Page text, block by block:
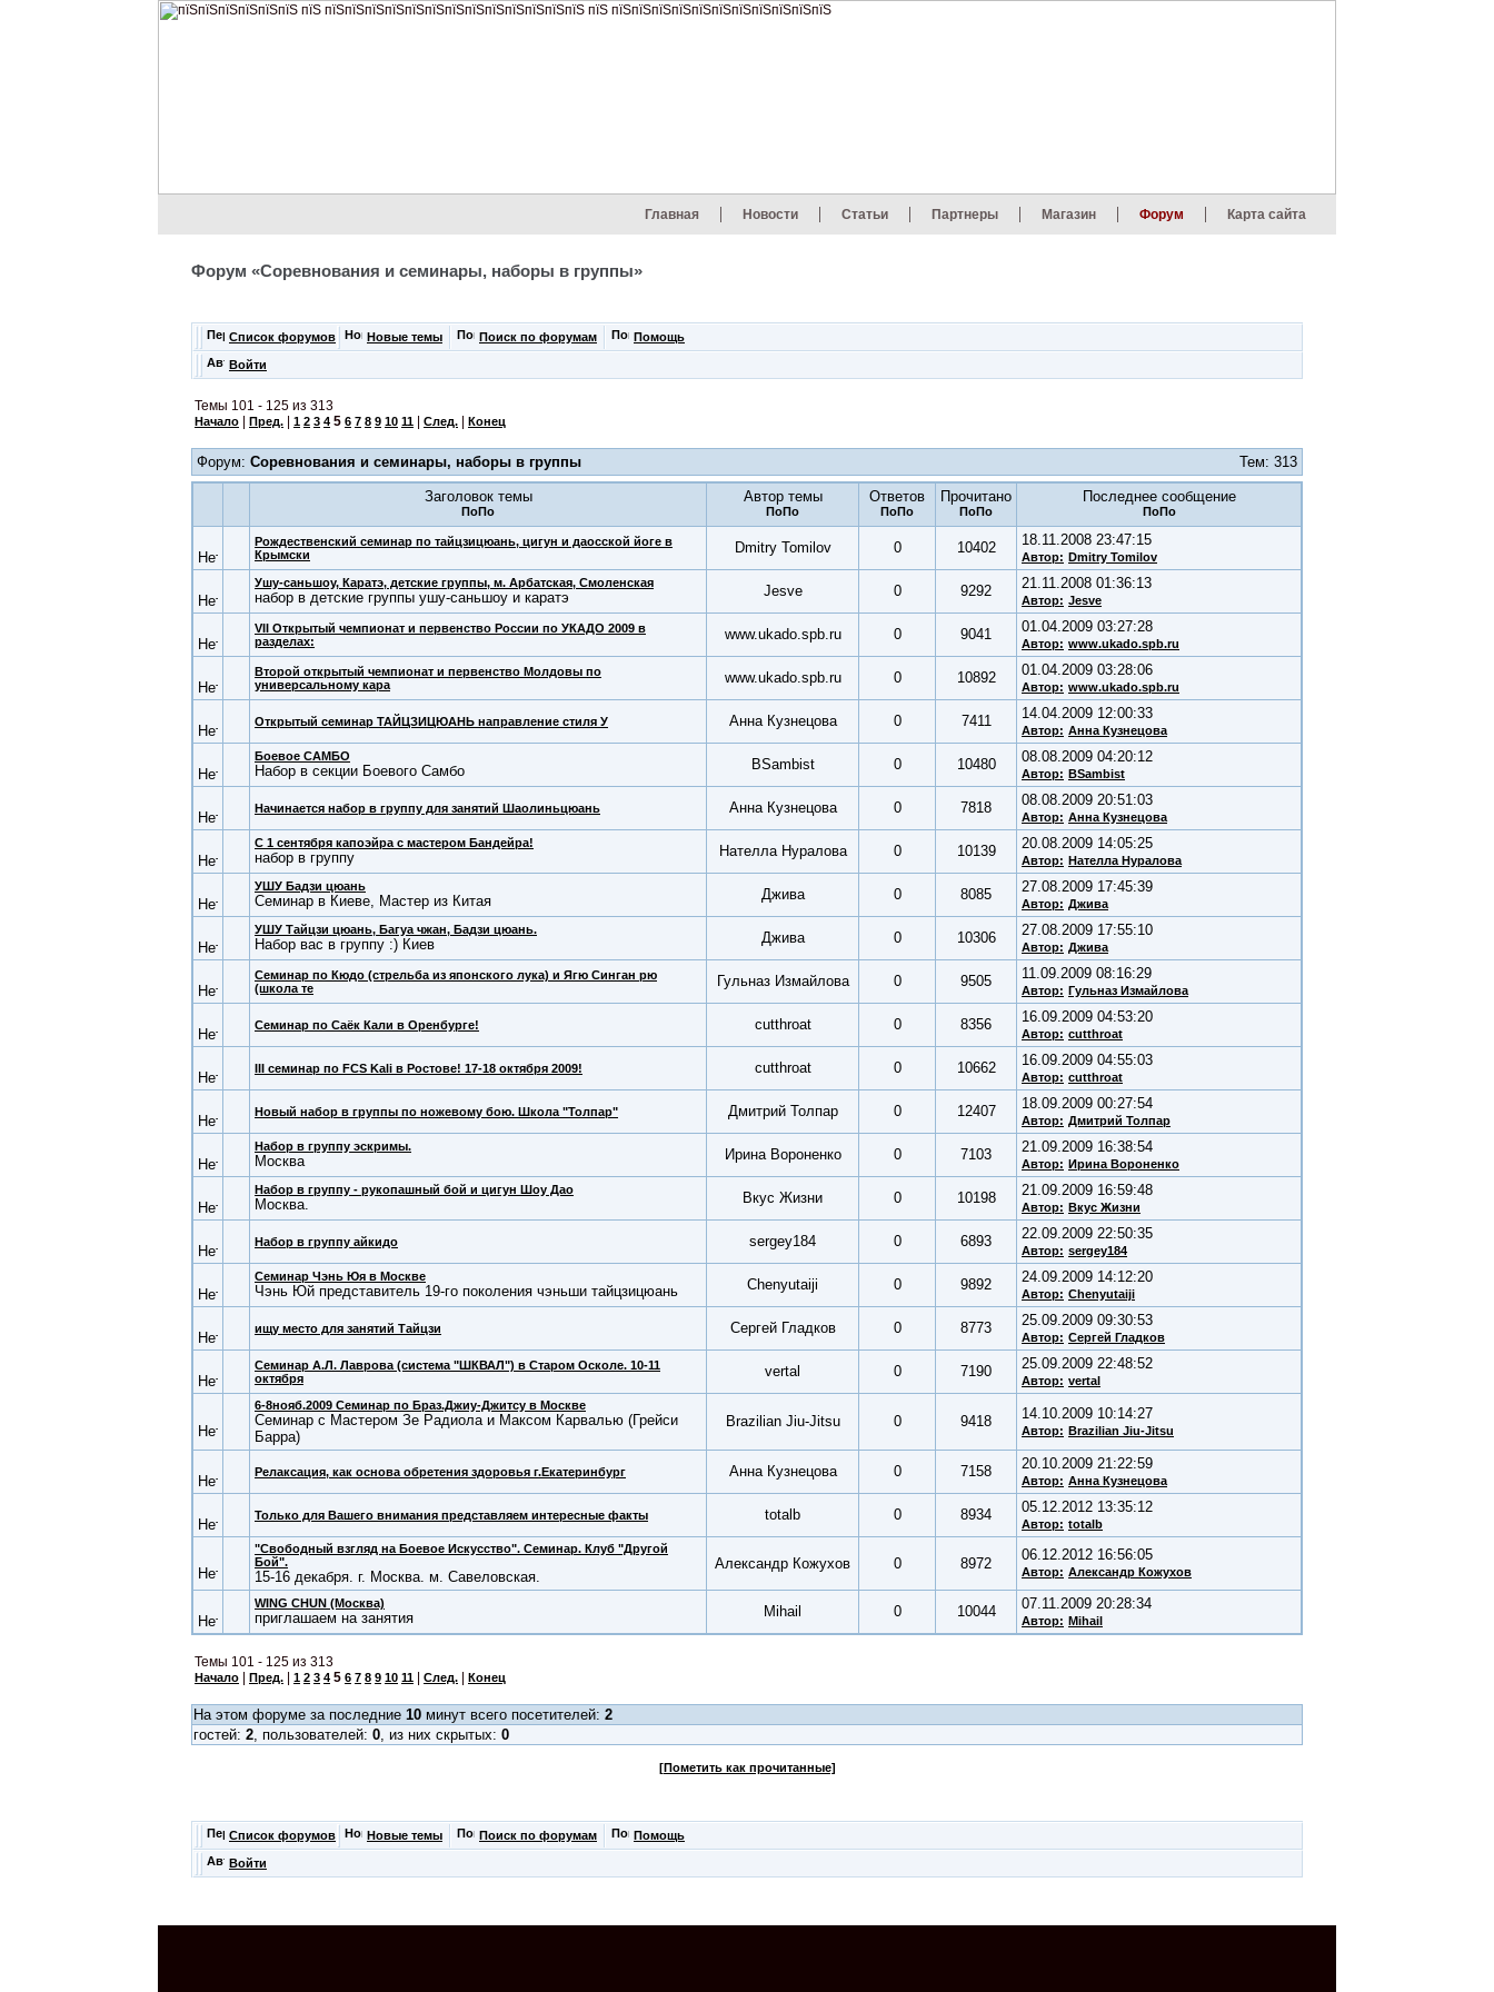
Главная Новости Статьи Партнеры Магазин Форум Карта сайта
Форум «Соревнования и семинары, наборы в группы»
Список форумов Новые темы Поиск по форумам Помощь
Войти
Темы 101 - 125 из 313
Начало Пред. 1 2 3 4 5 6 7 8 9 10 11 След. Конец
Форум: Соревнования и семинары, наборы в группы Тем: 313
Заголовок темы Автор темы Ответов Прочитано Последнее сообщение
Рождественский семинар по тайцзицюань, цигун и даосской йоге в
Крымски
Dmitry Tomilov 0 10402 18.11.2008 23:47:15
Автор: Dmitry Tomilov
Ушу-саньшоу, Каратэ, детские группы, м. Арбатская, Смоленская
набор в детские группы ушу-саньшоу и каратэ Jesve 0 9292 21.11.2008 01:36:13
Автор: Jesve
VII Открытый чемпионат и первенство России по УКАДО 2009 в
разделах:
www.ukado.spb.ru 0 9041 01.04.2009 03:27:28
Автор: www.ukado.spb.ru
Второй открытый чемпионат и первенство Молдовы по
универсальному кара
www.ukado.spb.ru 0 10892 01.04.2009 03:28:06
Автор: www.ukado.spb.ru
Открытый семинар ТАЙЦЗИЦЮАНЬ направление стиля У Анна Кузнецова 0 7411 14.04.2009 12:00:33
Автор: Анна Кузнецова
Боевое САМБО
Набор в секции Боевого Самбо BSambist 0 10480 08.08.2009 04:20:12
Автор: BSambist
Начинается набор в группу для занятий Шаолиньцюань Анна Кузнецова 0 7818 08.08.2009 20:51:03
Автор: Анна Кузнецова
С 1 сентября капоэйра с мастером Бандейра!
набор в группу Нателла Нуралова 0 10139 20.08.2009 14:05:25
Автор: Нателла Нуралова
УШУ Бадзи цюань
Семинар в Киеве, Мастер из Китая Джива 0 8085 27.08.2009 17:45:39
Автор: Джива
УШУ Тайцзи цюань, Багуа чжан, Бадзи цюань.
Набор вас в группу :) Киев Джива 0 10306 27.08.2009 17:55:10
Автор: Джива
Семинар по Кюдо (стрельба из японского лука) и Ягю Синган рю
(школа те
Гульназ Измайлова 0 9505 11.09.2009 08:16:29
Автор: Гульназ Измайлова
Семинар по Саёк Кали в Оренбурге! cutthroat 0 8356 16.09.2009 04:53:20
Автор: cutthroat
III семинар по FCS Kali в Ростове! 17-18 октября 2009! cutthroat 0 10662 16.09.2009 04:55:03
Автор: cutthroat
Новый набор в группы по ножевому бою. Школа "Толпар" Дмитрий Толпар 0 12407 18.09.2009 00:27:54
Автор: Дмитрий Толпар
Набор в группу эскримы.
Москва Ирина Вороненко 0 7103 21.09.2009 16:38:54
Автор: Ирина Вороненко
Набор в группу - рукопашный бой и цигун Шоу Дао
Москва. Вкус Жизни 0 10198 21.09.2009 16:59:48
Автор: Вкус Жизни
Набор в группу айкидо sergey184 0 6893 22.09.2009 22:50:35
Автор: sergey184
Семинар Чэнь Юя в Москве
Чэнь Юй представитель 19-го поколения чэньши тайцзицюань Chenyutaiji 0 9892 24.09.2009 14:12:20
Автор: Chenyutaiji
ищу место для занятий Тайцзи Сергей Гладков 0 8773 25.09.2009 09:30:53
Автор: Сергей Гладков
Семинар А.Л. Лаврова (система "ШКВАЛ") в Старом Осколе. 10-11
октября
vertal 0 7190 25.09.2009 22:48:52
Автор: vertal
6-8нояб.2009 Семинар по Браз.Джиу-Джитсу в Москве
Семинар с Мастером Зе Радиола и Максом Карвалью (Грейси
Барра)
Brazilian Jiu-Jitsu 0 9418 14.10.2009 10:14:27
Автор: Brazilian Jiu-Jitsu
Релаксация, как основа обретения здоровья г.Екатеринбург Анна Кузнецова 0 7158 20.10.2009 21:22:59
Автор: Анна Кузнецова
Только для Вашего внимания представляем интересные факты totalb 0 8934 05.12.2012 13:35:12
Автор: totalb
"Свободный взгляд на Боевое Искусство". Семинар. Клуб "Другой
Бой".
15-16 декабря. г. Москва. м. Савеловская.
Александр Кожухов 0 8972
06.12.2012 16:56:05
Автор: Александр Кожухов
WING CHUN (Москва)
приглашаем на занятия Mihail 0 10044 07.11.2009 20:28:34
Автор: Mihail
Темы 101 - 125 из 313
Начало Пред. 1 2 3 4 5 6 7 8 9 10 11 След. Конец
На этом форуме за последние 10 минут всего посетителей: 2
гостей: 2, пользователей: 0, из них скрытых: 0
[Пометить как прочитанные]
Список форумов Новые темы Поиск по форумам Помощь
Войти